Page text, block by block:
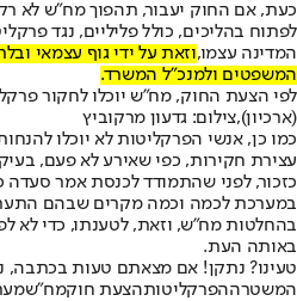
כעת, אם החוק יעבור, תהפוך מח"ש לא
לפתוח בהליכים, כולל פליליים, נגד
המדינה עצמו,וזאת על ידי גוף עצמאי
המשפטים ולמנכ"ל המשרד.
לפי הצעת החוק, מח"ש יוכלו לחקור
(ארכיון),צילום: גדעון מרקוביץ
כמו כן, אנשי הפרקליטות לא יוכלו
עצירת חקירות, כפי שאירע לא פעם,
כזכור, לפני שהתמודד לכנסת אמר
במערכת לכמה וכמה מקרים שבהם
בהחלטות מח"ש, וזאת, לטענתו, כדי לא
באותה העת.
טעינו? נתקן! אם מצאתם טעות בכתבה,
המשטרההפרקליטותהצעת חוקמח"ש